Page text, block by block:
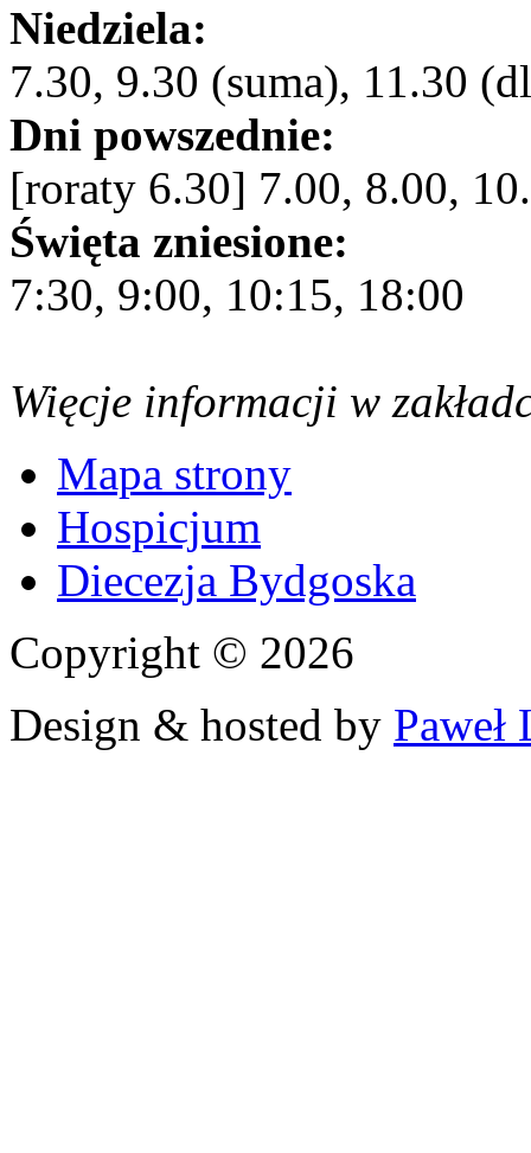
Niedziela:
7.30, 9.30 (suma), 11.30
Dni powszednie:
[roraty 6.30] 7.00, 8.00,
Święta zniesione:
7:30, 9:00, 10:15, 18:00
Więcje informacji w
Mapa strony
Hospicjum
Diecezja Bydgoska
Copyright © 2026
Design & hosted by